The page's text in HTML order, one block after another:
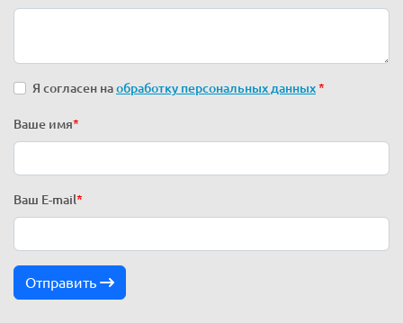
Я согласен наобработку персональных данных*
Ваше имя*
Ваш E-mail *
Отправить